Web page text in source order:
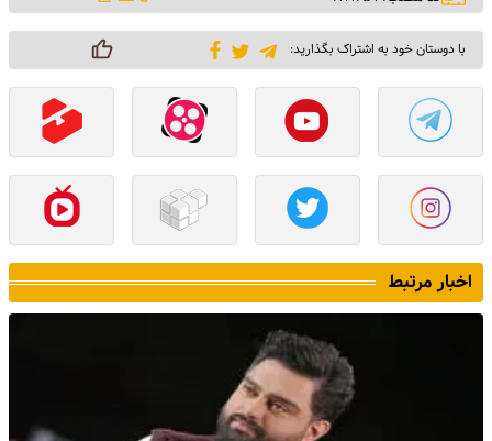
با دوستان خود به اشتراک بگذارید:
اخبار مرتبط